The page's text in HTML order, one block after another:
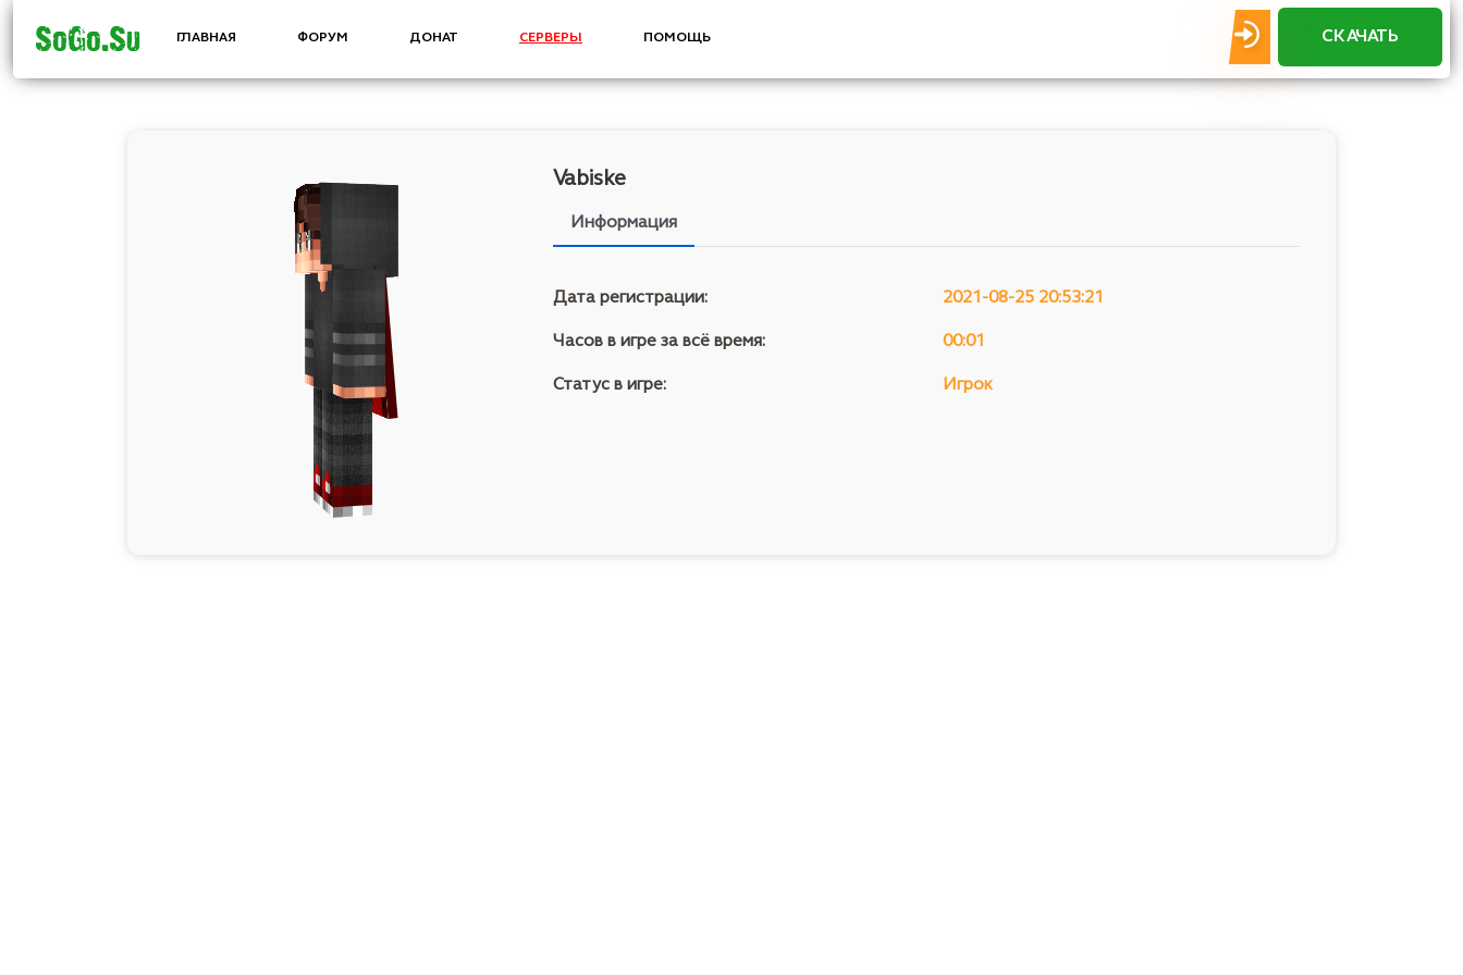
SoGo.Su ГЛАВНАЯ ФОРУМ ДОНАТ СЕРВЕРЫ ПОМОЩЬ СКАЧАТЬ
Vabiske
Информация
Дата регистрации: 2021-08-25 20:53:21
Часов в игре за всё время: 00:01
Статус в игре: Игрок